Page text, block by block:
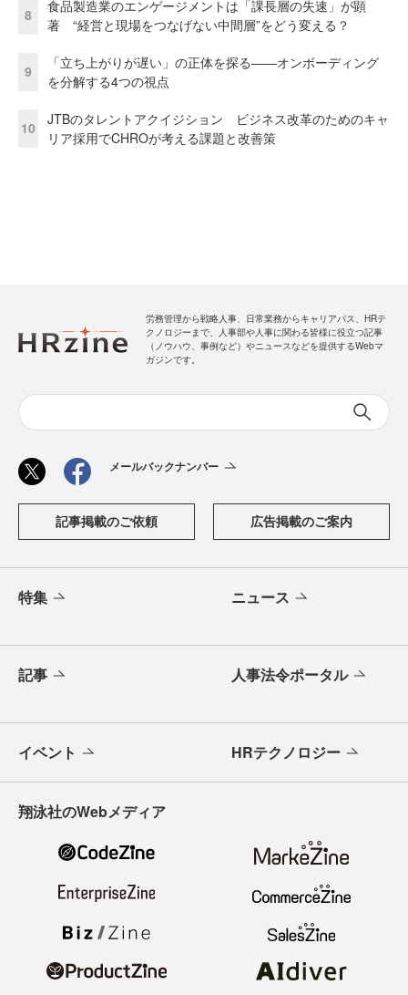
8
食品製造業のエンゲージメントは「課長層の失速」が顕
著 “経営と現場をつなげない中間層”をどう変える？
9
「立ち上がりが遅い」の正体を探る——オンボーディング
を分解する4つの視点
10
JTBのタレントアクイジション ビジネス改革のためのキャ
リア採用でCHROが考える課題と改善策
労務管理から戦略人事、日常業務からキャリアパス、HRテ
クノロジーまで、人事部や人事に関わる皆様に役立つ記事
（ノウハウ、事例など）やニュースなどを提供するWebマ
ガジンです。
メールバックナンバー
記事掲載のご依頼 広告掲載のご案内
特集 ニュース
記事 人事法令ポータル
イベント HRテクノロジー
翔泳社のWebメディア